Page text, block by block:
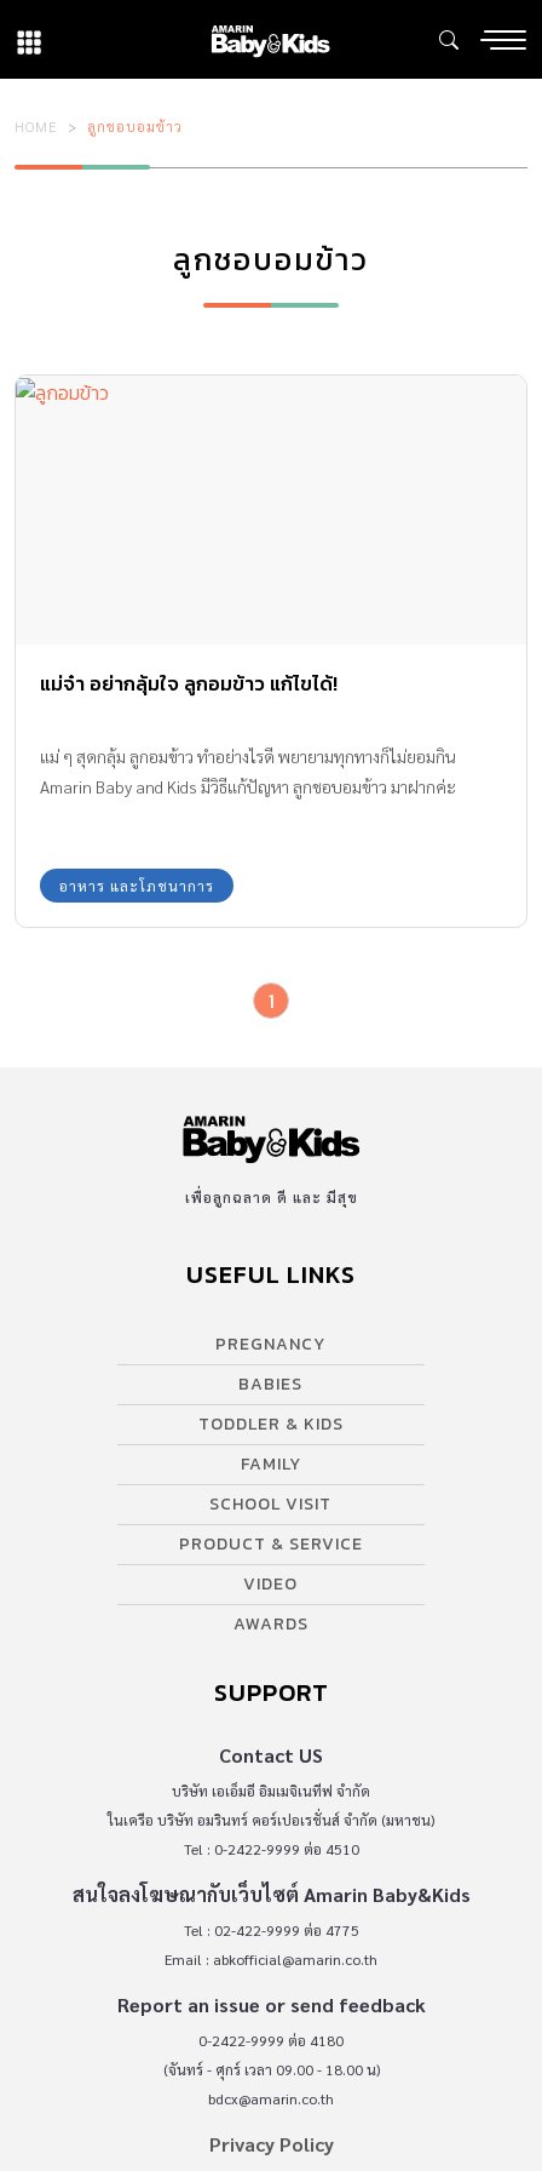
HOME ลูกชอบอมข้าว
ลูกชอบอมข้าว
แม่จ๋า อย่ากลุ้มใจ ลูกอมข้าว แก้ไขได้!
แม่ ๆ สุดกลุ้ม ลูกอมข้าว ทำอย่างไรดี พยายามทุกทางก็ไม่ยอมกิน
Amarin Baby and Kids มีวิธีแก้ปัญหา ลูกชอบอมข้าว มาฝากค่ะ
อาหาร และโภชนาการ
1
เพื่อลูกฉลาด ดี และ มีสุข
USEFUL LINKS
PREGNANCY
BABIES
TODDLER & KIDS
FAMILY
SCHOOL VISIT
PRODUCT & SERVICE
VIDEO
AWARDS
SUPPORT
Contact US
บริษัท เอเอ็มอี อิมเมจิเนทีฟ จำกัด
ในเครือ บริษัท อมรินทร์ คอร์เปอเรชั่นส์ จำกัด (มหาชน)
Tel : 0-2422-9999 ต่อ 4510
สนใจลงโฆษณากับเว็บไซต์ Amarin Baby&Kids
Tel : 02-422-9999 ต่อ 4775
Email : abkofficial@amarin.co.th
Report an issue or send feedback
0-2422-9999 ต่อ 4180
(จันทร์ - ศุกร์ เวลา 09.00 - 18.00 น)
bdcx@amarin.co.th
Privacy Policy